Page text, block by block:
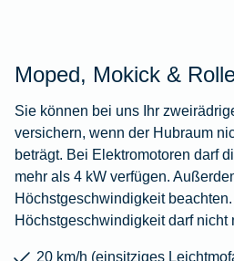
Moped, Mokick &
Sie können bei uns Ihr
versichern, wenn der Hubraum
beträgt. Bei Elektromotoren darf
mehr als 4 kW verfügen.
Höchstgeschwindigkeit
Höchstgeschwindigkeit darf nicht
20 km/h (einsitziges